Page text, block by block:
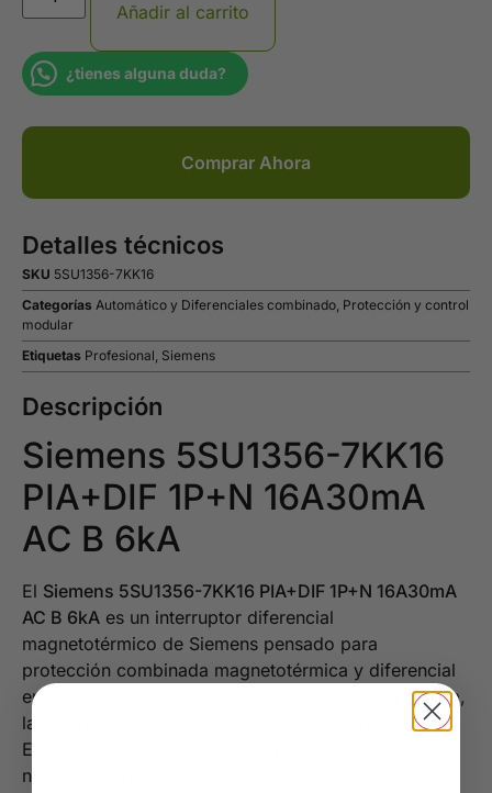
Añadir al carrito
¿tienes alguna duda?
Comprar Ahora
Detalles técnicos
SKU 5SU1356-7KK16
Categorías Automático y Diferenciales combinado, Protección y control
modular
Etiquetas Profesional, Siemens
Descripción
Siemens 5SU1356-7KK16
PIA+DIF 1P+N 16A30mA
AC B 6kA
El Siemens 5SU1356-7KK16 PIA+DIF 1P+N 16A30mA
AC B 6kA es un interruptor diferencial
magnetotérmico de Siemens pensado para
protección combinada magnetotérmica y diferencial
en instalaciones donde importan la referencia exacta,
la compatibilidad y la fiabilidad del cuadro eléctrico.
Es una opción adecuada para profesionales que
necesitan reponer material Siemens o montar una